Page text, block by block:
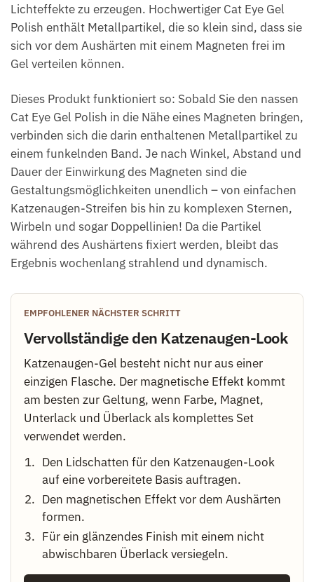
Lichteffekte zu erzeugen. Hochwertiger Cat Eye Gel
Polish enthält Metallpartikel, die so klein sind, dass sie
sich vor dem Aushärten mit einem Magneten frei im
Gel verteilen können.
Dieses Produkt funktioniert so: Sobald Sie den nassen
Cat Eye Gel Polish in die Nähe eines Magneten bringen,
verbinden sich die darin enthaltenen Metallpartikel zu
einem funkelnden Band. Je nach Winkel, Abstand und
Dauer der Einwirkung des Magneten sind die
Gestaltungsmöglichkeiten unendlich – von einfachen
Katzenaugen-Streifen bis hin zu komplexen Sternen,
Wirbeln und sogar Doppellinien! Da die Partikel
während des Aushärtens fixiert werden, bleibt das
Ergebnis wochenlang strahlend und dynamisch.
EMPFOHLENER NÄCHSTER SCHRITT
Vervollständige den Katzenaugen-Look
Katzenaugen-Gel besteht nicht nur aus einer
einzigen Flasche. Der magnetische Effekt kommt
am besten zur Geltung, wenn Farbe, Magnet,
Unterlack und Überlack als komplettes Set
verwendet werden.
Den Lidschatten für den Katzenaugen-Look
auf eine vorbereitete Basis auftragen.
Den magnetischen Effekt vor dem Aushärten
formen.
Für ein glänzendes Finish mit einem nicht
abwischbaren Überlack versiegeln.